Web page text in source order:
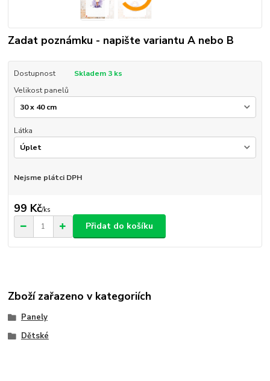
Zadat poznámku - napište variantu A nebo B
Dostupnost
Skladem 3 ks
Velikost panelů
Látka
Nejsme plátci DPH
99 Kč/ks
Přidat do košíku
Zboží zařazeno v kategoriích
Panely
Dětské